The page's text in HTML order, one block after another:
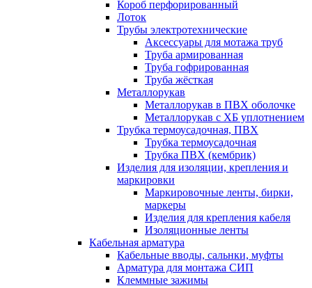
Короб перфорированный
Лоток
Трубы электротехнические
Аксессуары для мотажа труб
Труба армированная
Труба гофрированная
Труба жёсткая
Металлорукав
Металлорукав в ПВХ оболочке
Металлорукав с ХБ уплотнением
Трубка термоусадочная, ПВХ
Трубка термоусадочная
Трубка ПВХ (кембрик)
Изделия для изоляции, крепления и
маркировки
Маркировочные ленты, бирки,
маркеры
Изделия для крепления кабеля
Изоляционные ленты
Кабельная арматура
Кабельные вводы, сальнки, муфты
Арматура для монтажа СИП
Клеммные зажимы